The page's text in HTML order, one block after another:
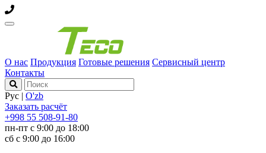
О нас Продукция Готовые решения Сервисный центр
Контакты
Рус | O'zb
Заказать расчёт
+998 55 508-91-80
пн-пт с 9:00 до 18:00
сб с 9:00 до 16:00